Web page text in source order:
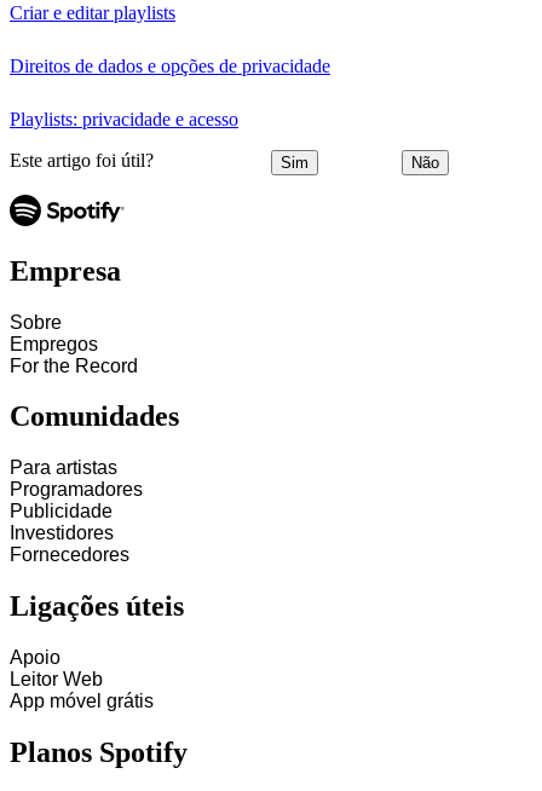
Criar e editar playlists
Direitos de dados e opções de privacidade
Playlists: privacidade e acesso
Este artigo foi útil? Sim Não
Empresa
Sobre
Empregos
For the Record
Comunidades
Para artistas
Programadores
Publicidade
Investidores
Fornecedores
Ligações úteis
Apoio
Leitor Web
App móvel grátis
Planos Spotify